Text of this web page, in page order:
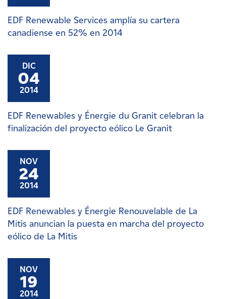
EDF Renewable Services amplía su cartera
canadiense en 52% en 2014
DIC
04
2014
EDF Renewables y Énergie du Granit celebran la
finalización del proyecto eólico Le Granit
NOV
24
2014
EDF Renewables y Énergie Renouvelable de La
Mitis anuncian la puesta en marcha del proyecto
eólico de La Mitis
NOV
19
2014